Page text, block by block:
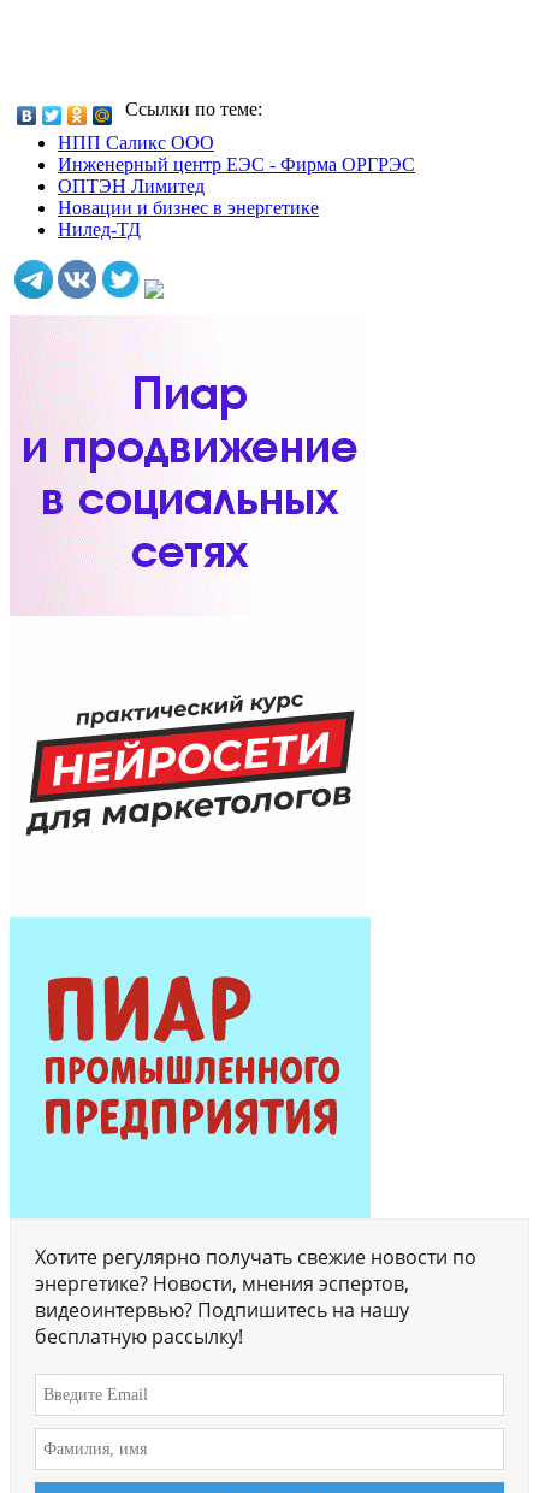
Ссылки по теме:
НПП Саликс ООО
Инженерный центр ЕЭС - Фирма ОРГРЭС
ОПТЭН Лимитед
Новации и бизнес в энергетике
Нилед-ТД
Хотите регулярно получать свежие новости по
энергетике? Новости, мнения эспертов,
видеоинтервью? Подпишитесь на нашу
бесплатную рассылку!